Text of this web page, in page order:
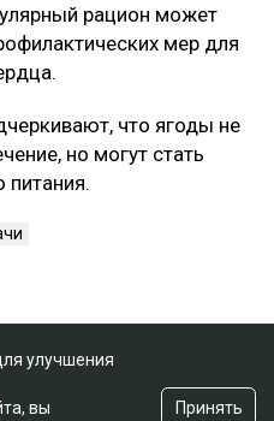
рацион может
мер для
что ягоды не
но могут стать
улучшения
вы
Принять